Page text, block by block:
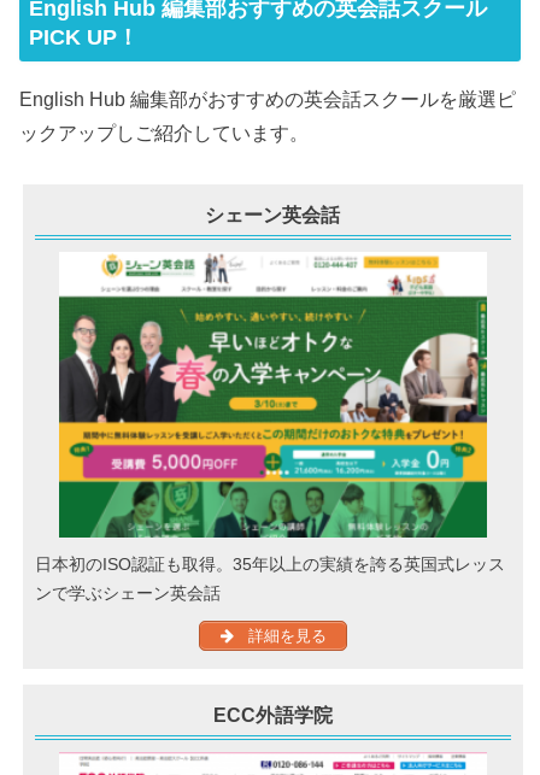
English Hub 編集部おすすめの英会話スクール
PICK UP！
English Hub 編集部がおすすめの英会話スクールを厳選ピ
ックアップしご紹介しています。
シェーン英会話
日本初のISO認証も取得。35年以上の実績を誇る英国式レッス
ンで学ぶシェーン英会話
詳細を見る
ECC外語学院